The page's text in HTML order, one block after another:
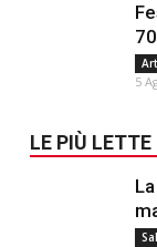
5
LE PIÙ LETTE